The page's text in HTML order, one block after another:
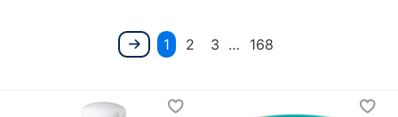
1 2 3 … 168